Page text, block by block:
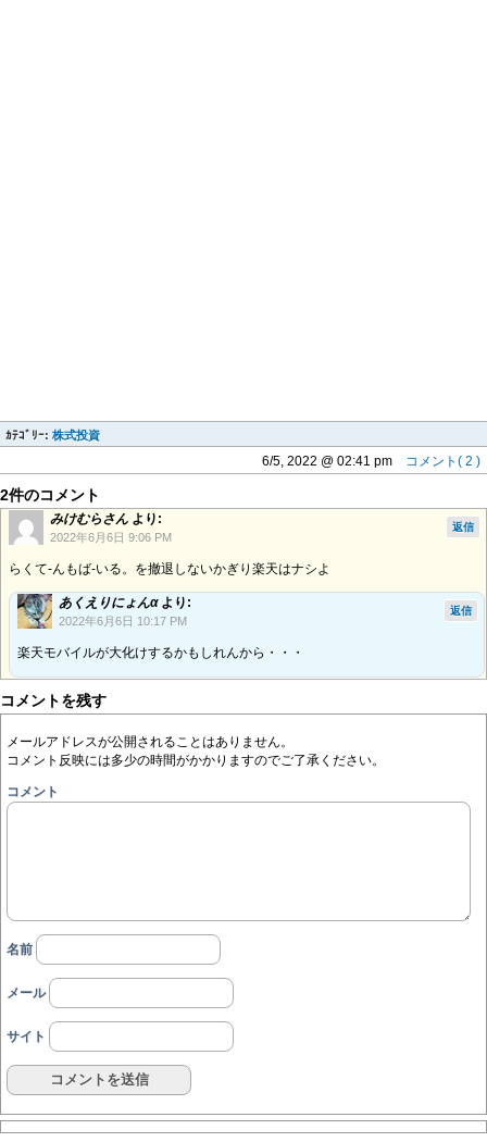
ｶﾃｺﾞﾘｰ: 株式投資
6/5, 2022 @ 02:41 pm コメント( 2 )
2件のコメント
みけむらさん より:
2022年6月6日 9:06 PM
らくて-んもば-いる。を撤退しないかぎり楽天はナシよ
返信
あくえりにょんα より:
2022年6月6日 10:17 PM
楽天モバイルが大化けするかもしれんから・・・
返信
コメントを残す
メールアドレスが公開されることはありません。
コメント反映には多少の時間がかかりますのでご了承ください。
コメント
名前
メール
サイト